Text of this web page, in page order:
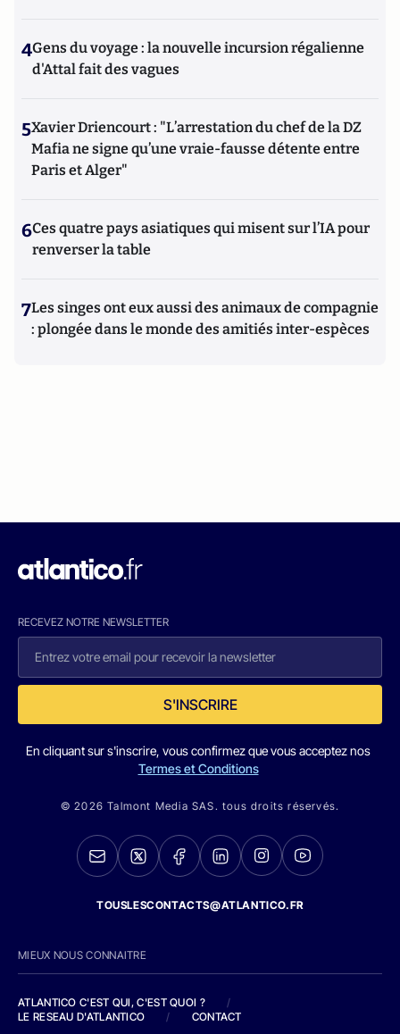
4Gens du voyage : la nouvelle incursion régalienne
d'Attal fait des vagues
5Xavier Driencourt : "L’arrestation du chef de la DZ
Mafia ne signe qu’une vraie-fausse détente entre
Paris et Alger"
6Ces quatre pays asiatiques qui misent sur l’IA pour
renverser la table
7Les singes ont eux aussi des animaux de compagnie
: plongée dans le monde des amitiés inter-espèces
RECEVEZ NOTRE NEWSLETTER
S'INSCRIRE
En cliquant sur s'inscrire, vous confirmez que vous acceptez nos
Termes et Conditions
© 2026 Talmont Media SAS. tous droits réservés.
TOUSLESCONTACTS@ATLANTICO.FR
MIEUX NOUS CONNAITRE
ATLANTICO C'EST QUI, C'EST QUOI ?
/
LE RESEAU D'ATLANTICO
/ CONTACT